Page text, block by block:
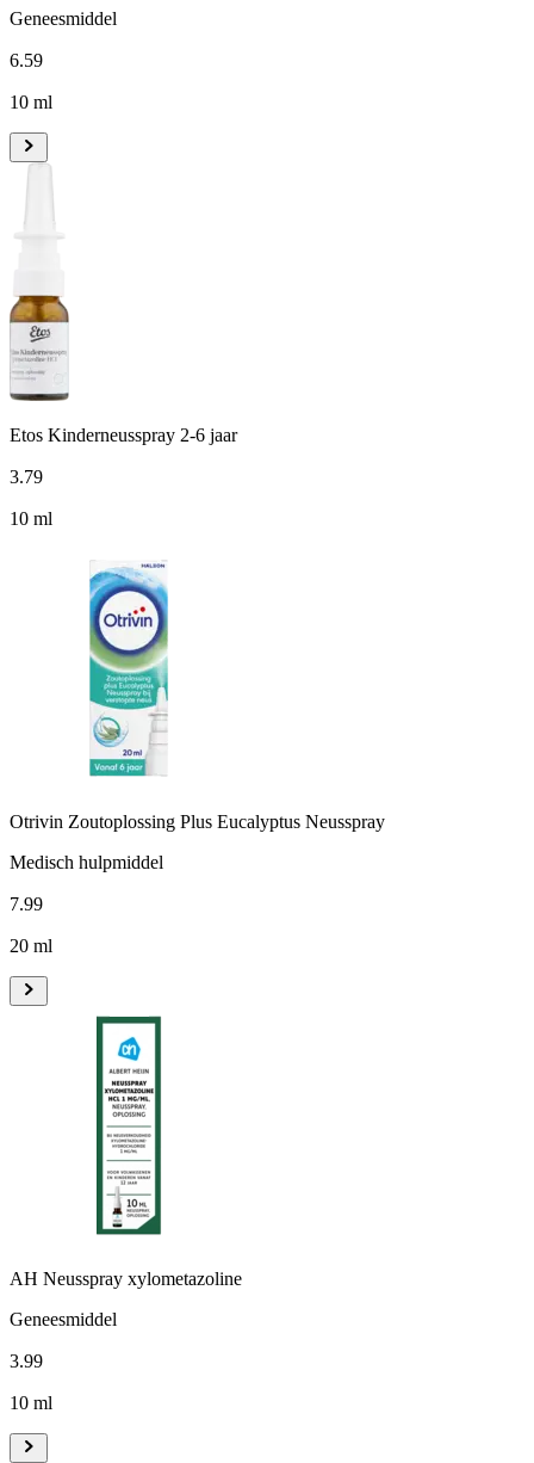
Geneesmiddel
6.59
10 ml
Etos Kinderneusspray 2-6 jaar
3.79
10 ml
Otrivin Zoutoplossing Plus Eucalyptus Neusspray
Medisch hulpmiddel
7.99
20 ml
AH Neusspray xylometazoline
Geneesmiddel
3.99
10 ml